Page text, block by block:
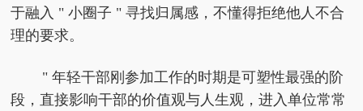
于融入 " 小圈子 " 寻找归属感，不懂得拒绝他人不合
理的要求。
" 年轻干部刚参加工作的时期是可塑性最强的阶
段，直接影响干部的价值观与人生观，进入单位常常